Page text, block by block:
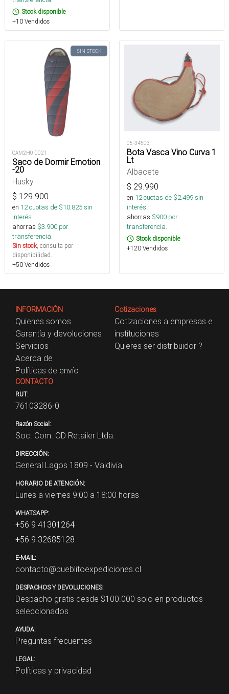
Stock disponible
+10 Vendidos
SIN STOCK
CAM2H0-0021
Saco de Dormir Emotion
-20
Husky
$ 129.900
en 12cuotas de $10.825sin
interés
ahorras $3.900 por
transferencia.
Sin stock, consulta por
disponibilidad.
+50 Vendidos
05-34503
Bota Vasca Vino Curva 1
Lt
Albacete
$ 29.990
en 12cuotas de $2.499sin
interés
ahorras $900 por
transferencia.
Stock disponible
+120 Vendidos
INFORMACIÓN
Quienes somos
Garantía y devoluciones
Servicios
Acerca de
Políticas de envío
Cotizaciones
Cotizaciones a empresas e
instituciones
Quieres ser distribuidor ?
CONTACTO
RUT:
76103286-0
Razón Social:
Soc. Com. OD Retailer Ltda.
DIRECCIÓN:
General Lagos 1809 - Valdivia
HORARIO DE ATENCIÓN:
Lunes a viernes 9:00 a 18:00 horas
WHATSAPP:
+56 9 41301264
+56 9 32685128
E-MAIL:
contacto@pueblitoexpediciones.cl
DESPACHOS Y DEVOLUCIONES:
Despacho gratis desde $100.000 solo en productos
seleccionados
AYUDA:
Preguntas frecuentes
LEGAL:
Políticas y privacidad